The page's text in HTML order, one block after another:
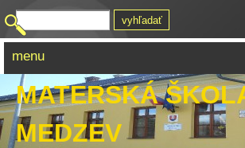
MATERSKÁ
MEDZEV
menu